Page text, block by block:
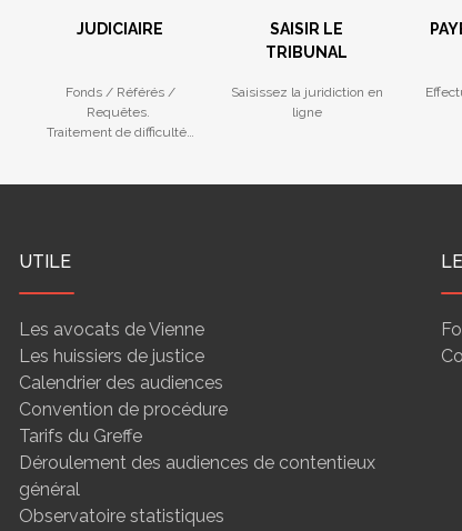
JUDICIAIRE
Fonds / Référés /
Requêtes.
Traitement de difficultés
SAISIR LE
TRIBUNAL
Saisissez la juridiction en
ligne
UTILE
Les avocats de Vienne
Les huissiers de justice
Calendrier des audiences
Convention de procédure
Tarifs du Greffe
Déroulement des audiences de contentieux
général
Observatoire statistiques